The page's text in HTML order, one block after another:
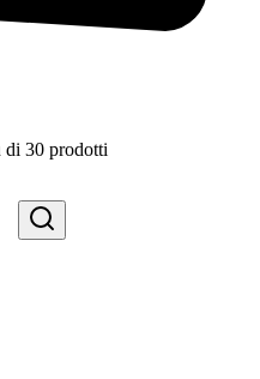
di 30 prodotti